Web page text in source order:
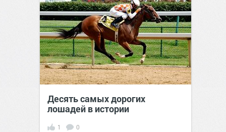
Десять самых дорогих
лошадей в истории
1 0